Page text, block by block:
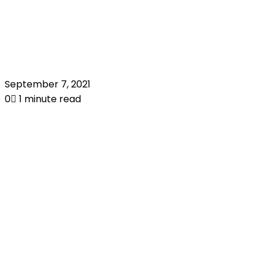
September 7, 2021
0
1 minute read